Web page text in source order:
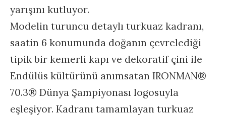
yarışını kutluyor.
Modelin turuncu detaylı turkuaz kadranı,
saatin 6 konumunda doğanın çevrelediği
tipik bir kemerli kapı ve dekoratif çini ile
Endülüs kültürünü anımsatan IRONMAN®
70.3® Dünya Şampiyonası logosuyla
eşleşiyor. Kadranı tamamlayan turkuaz